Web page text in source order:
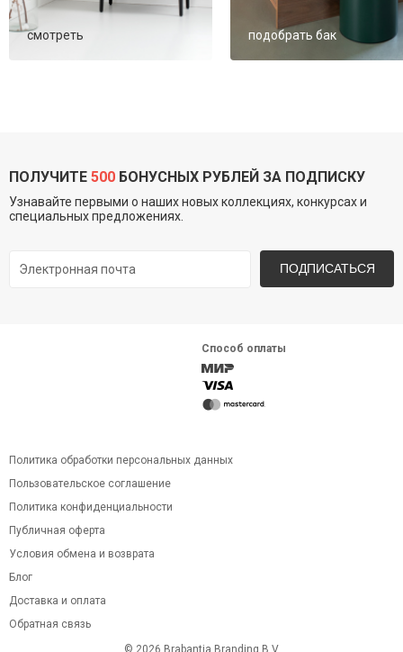
смотреть подобрать бак
ПОЛУЧИТЕ 500 БОНУСНЫХ РУБЛЕЙ ЗА ПОДПИСКУ
Узнавайте первыми о наших новых коллекциях, конкурсах и
специальных предложениях.
ПОДПИСАТЬСЯ
Способ оплаты
Политика обработки персональных данных
Пользовательское соглашение
Политика конфиденциальности
Публичная оферта
Условия обмена и возврата
Блог
Доставка и оплата
Обратная связь
© 2026 Brabantia Branding B.V